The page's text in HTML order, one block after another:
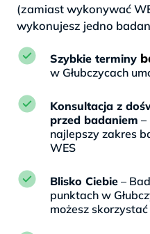
(zamiast wykonywać
wykonujesz jedno
Szybkie terminy
w Głubczycach
Konsultacja z
przed badaniem –
najlepszy zakres
WES
Blisko Ciebie –
punktach w
możesz